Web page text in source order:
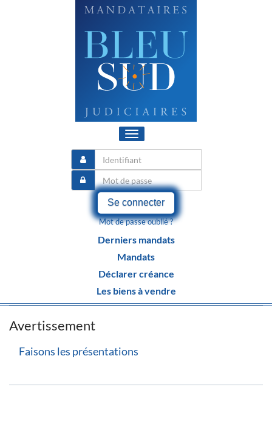
Toggle
navigation
Se connecter
Mot de passe oublié ?
Derniers mandats
Mandats
Déclarer créance
Les biens à vendre
Avertissement
Faisons les présentations